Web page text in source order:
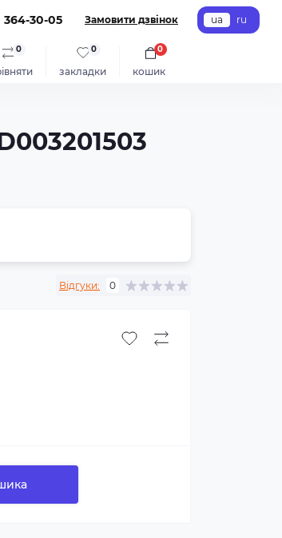
364-30-05 Замовити дзвінок ua ru
0
закладки
0
кошик
0
Відгуки: 0